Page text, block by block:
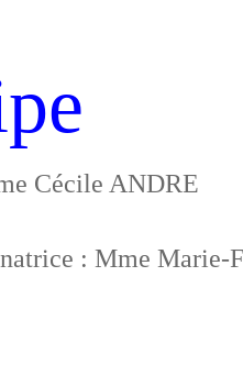
Cécile ANDRE
: Mme Marie-